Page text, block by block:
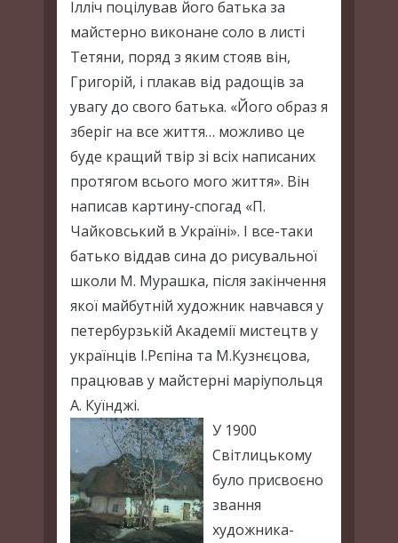
Ілліч поцілував його батька за
майстерно виконане соло в листі
Тетяни, поряд з яким стояв він,
Григорій, і плакав від радощів за
увагу до свого батька. «Його образ я
зберіг на все життя… можливо це
буде кращий твір зі всіх написаних
протягом всього мого життя». Він
написав картину-спогад «П.
Чайковський в Україні». І все-таки
батько віддав сина до рисувальної
школи М. Мурашка, після закінчення
якої майбутній художник навчався у
петербурзькій Академії мистецтв у
українців І.Рєпіна та М.Кузнєцова,
працював у майстерні маріупольця
А. Куїнджі.
У 1900
Світлицькому
було присвоєно
звання
художника-